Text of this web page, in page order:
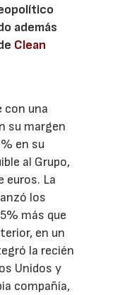
además
Clean
con una
su margen
en su
al Grupo,
euros. La
los
más que
en un
la recién
Unidos y
compañía,